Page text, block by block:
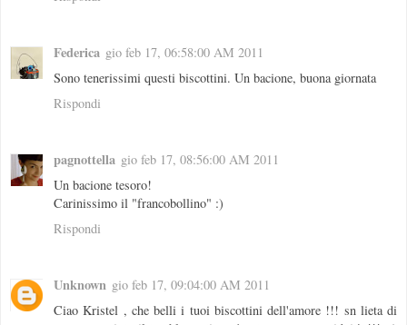
Federica gio feb 17, 06:58:00 AM 2011
Sono tenerissimi questi biscottini. Un bacione, buona giornata
Rispondi
pagnottella gio feb 17, 08:56:00 AM 2011
Un bacione tesoro!
Carinissimo il "francobollino" :)
Rispondi
Unknown gio feb 17, 09:04:00 AM 2011
Ciao Kristel , che belli i tuoi biscottini dell'amore !!! sn lieta di